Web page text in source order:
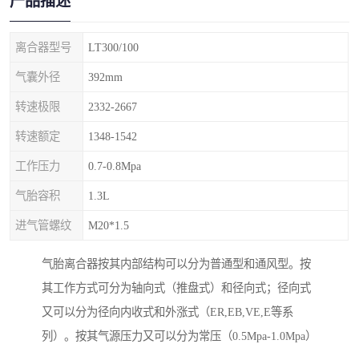
离合器型号 LT300/100
气囊外径 392mm
转速极限 2332-2667
转速额定 1348-1542
工作压力 0.7-0.8Mpa
气胎容积 1.3L
进气管螺纹 M20*1.5
气胎离合器按其内部结构可以分为普通型和通风型。按
其工作方式可分为轴向式（推盘式）和径向式；径向式
又可以分为径向内收式和外涨式（ER,EB,VE,E等系
列）。按其气源压力又可以分为常压（0.5Mpa-1.0Mpa）